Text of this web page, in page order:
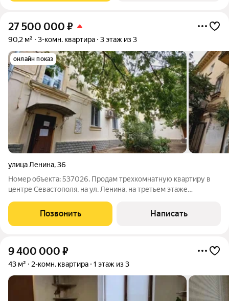
27 500 000 ₽
90,2 м² 3-комн. квартира 3 этаж из 3
онлайн показ
улица Ленина,36
Номер объекта: 537026. Продам трехкомнатную квартиру в
центре Севастополя, на ул. Ленина, на третьем этаже
кухня 8.9 м2, комнаты раздельные 18.6 м2, 18 м2 и 16.1 м2,
Санузел раздельный, балкон с
Позвонить Написать
9 400 000 ₽
43 м² 2-комн. квартира 1 этаж из 3